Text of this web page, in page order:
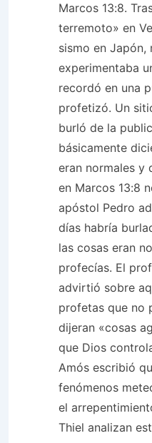
Marcos 13:8.
terremoto» en
sismo en Japón,
experimentaba
recordó en una
profetizó. Un
burló de la
básicamente
eran normales y
en Marcos 13:8
apóstol Pedro
días habría
las cosas eran
profecías. El
advirtió sobre
profetas que no
dijeran «cosas
que Dios
Amós escribió
fenómenos
el
Thiel analizan